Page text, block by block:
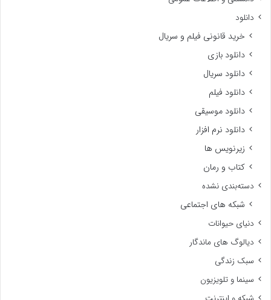
دانلود
خرید قانونی فیلم و سریال
دانلود بازی
دانلود سریال
دانلود فیلم
دانلود موسیقی
دانلود نرم افزار
زیرنویس ها
کتاب و رمان
دسته‌بندی نشده
شبکه های اجتماعی
دنیای حیوانات
دیالوگ های ماندگار
سبک زندگی
سینما و تلویزیون